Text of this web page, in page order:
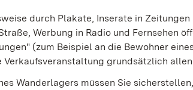
durch Plakate, Inserate in
Werbung in Radio und Fernsehen
(zum Beispiel an die Bewohner
grundsätzlich
Wanderlagers müssen Sie